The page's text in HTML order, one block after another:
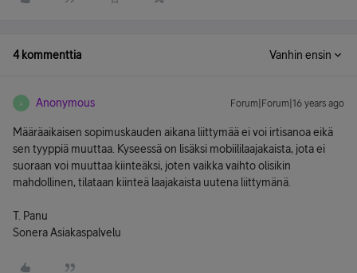
4 kommenttia Vanhin ensin
A Anonymous Forum|Forum|16 years ago
Määräaikaisen sopimuskauden aikana liittymää ei voi irtisanoa eikä
sen tyyppiä muuttaa. Kyseessä on lisäksi mobiililaajakaista, jota ei
suoraan voi muuttaa kiinteäksi, joten vaikka vaihto olisikin
mahdollinen, tilataan kiinteä laajakaista uutena liittymänä.
T. Panu
Sonera Asiakaspalvelu